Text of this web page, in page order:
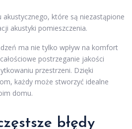
które są niezastąpione
akustyki pomieszczenia.
ma nie tylko wpływ na komfort
postrzeganie jakości
przestrzeni. Dzięki
każdy może stworzyć idealne
domu.
błędy